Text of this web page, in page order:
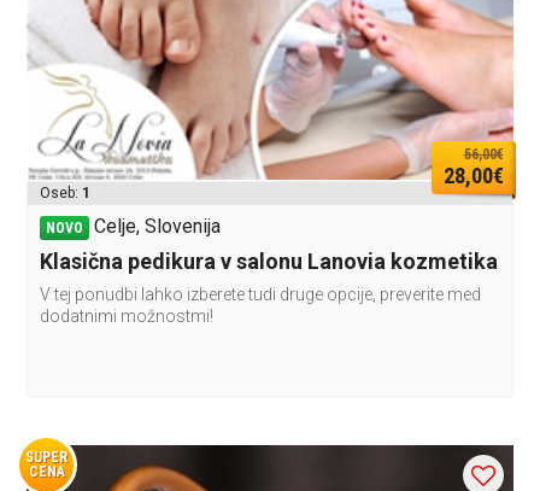
56,00€
28,00€
Oseb: 1
NOVO Celje, Slovenija
Klasična pedikura v salonu Lanovia kozmetika
V tej ponudbi lahko izberete tudi druge opcije, preverite med
dodatnimi možnostmi!
SUPER
CENA